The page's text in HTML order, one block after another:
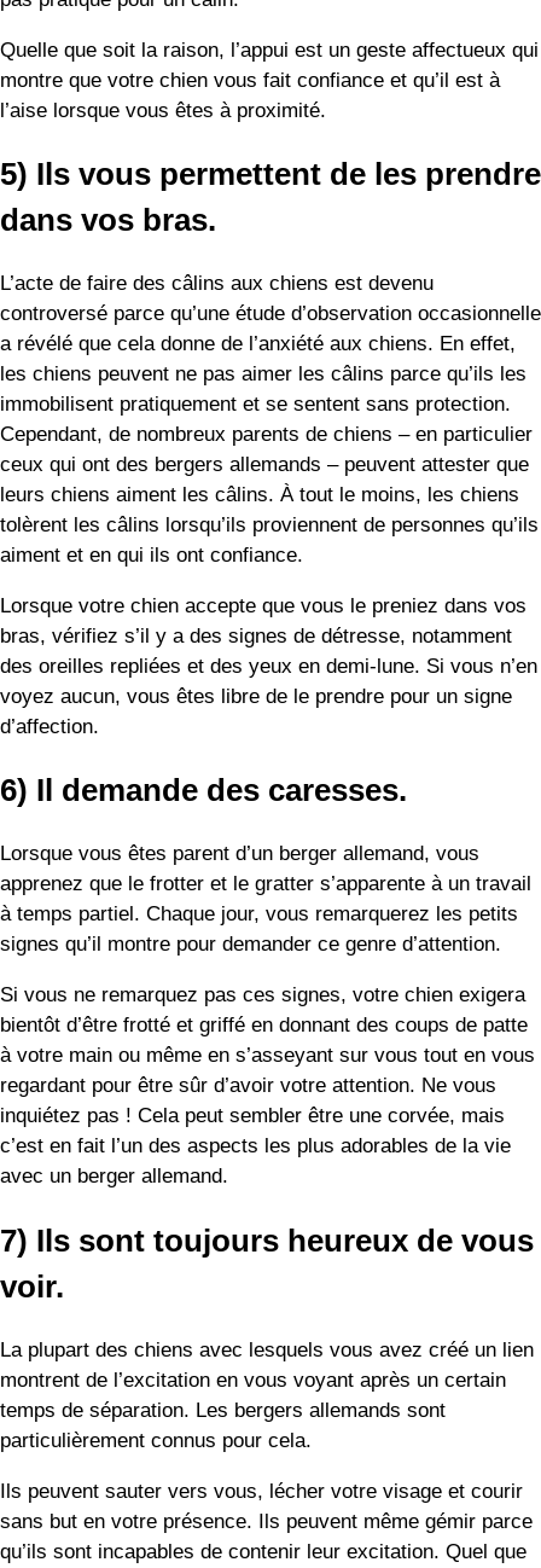
L’acte de faire des câlins aux chiens est devenu
controversé parce qu’une étude d’observation occasionnelle
a révélé que cela donne de l’anxiété aux chiens. En effet,
les chiens peuvent ne pas aimer les câlins parce qu’ils les
immobilisent pratiquement et se sentent sans protection.
Cependant, de nombreux parents de chiens – en particulier
ceux qui ont des bergers allemands – peuvent attester que
leurs chiens aiment les câlins. À tout le moins, les chiens
aiment et en qui ils ont confiance.
Lorsque votre chien accepte que vous le preniez dans vos
bras, vérifiez s’il y a des signes de détresse, notamment
des oreilles repliées et des yeux en demi-lune. Si vous n’en
voyez aucun, vous êtes libre de le prendre pour un signe
d’affection.
6) Il demande des caresses.
apprenez que le frotter et le gratter s’apparente à un travail
à temps partiel. Chaque jour, vous remarquerez les petits
signes qu’il montre pour demander ce genre d’attention.
Si vous ne remarquez pas ces signes, votre chien exigera
à votre main ou même en s’asseyant sur vous tout en vous
regardant pour être sûr d’avoir votre attention. Ne vous
inquiétez pas ! Cela peut sembler être une corvée, mais
c’est en fait l’un des aspects les plus adorables de la vie
avec un berger allemand.
7) Ils sont toujours heureux de vous
voir.
La plupart des chiens avec lesquels vous avez créé un lien
montrent de l’excitation en vous voyant après un certain
temps de séparation. Les bergers allemands sont
particulièrement connus pour cela.
sans but en votre présence. Ils peuvent même gémir parce
qu’ils sont incapables de contenir leur excitation. Quel que
propre façon de vous dire à quel point il est heureux de
vous voir, même si vous n’êtes parti que depuis quelques
minutes.
8) Il veut toujours jouer.
Lorsqu’un berger allemand vous choisit comme compagnon
de jeu, prenez-le comme un signe d’affection. Cela signifie